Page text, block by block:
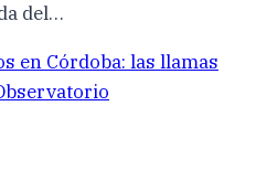
del…
en Córdoba: las llamas